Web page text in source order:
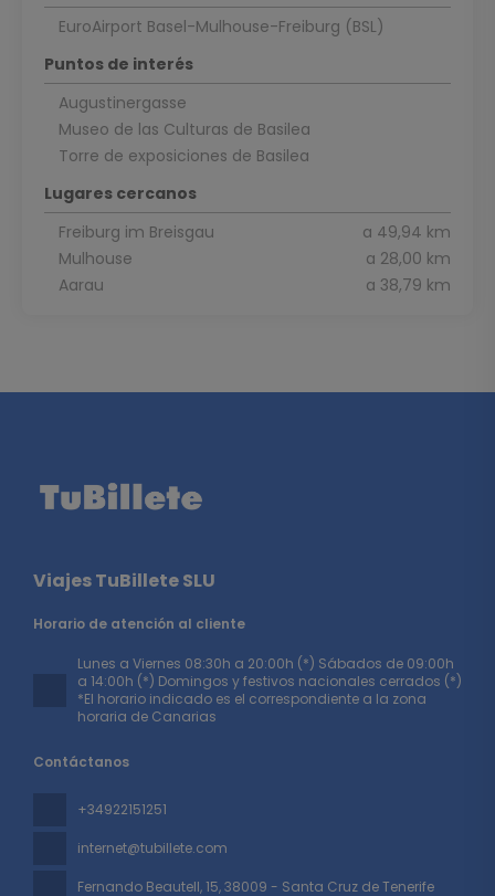
EuroAirport Basel-Mulhouse-Freiburg (BSL)
Puntos de interés
Augustinergasse
Museo de las Culturas de Basilea
Torre de exposiciones de Basilea
Lugares cercanos
Freiburg im Breisgau
a 49,94 km
Mulhouse
a 28,00 km
Aarau
a 38,79 km
Viajes TuBillete SLU
Contáctanos
+34922151251
internet@tubillete.com
Fernando Beautell, 15, 38009 - Santa Cruz de Tenerife
Horario de atención al cliente
Lunes a Viernes 08:30h a 20:00h (*) Sábados de 09:00h
a 14:00h (*) Domingos y festivos nacionales cerrados (*)
*El horario indicado es el correspondiente a la zona
horaria de Canarias